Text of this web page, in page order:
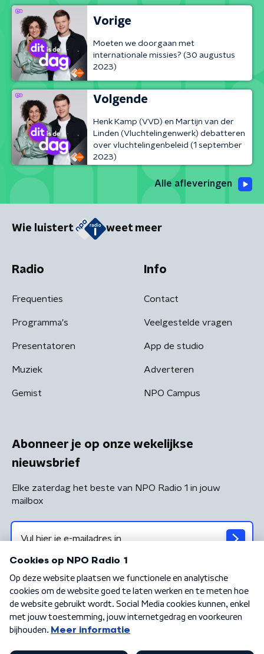
Vorige
Moeten we doorgaan met
internationale missies? (30 augustus
2023)
Volgende
Henk Kamp (VVD) en Martijn van der
Linden (Vluchtelingenwerk) debatteren
over vluchtelingenbeleid (1 september
2023)
Alle afleveringen
Wie luistert weet meer
Radio
Frequenties
Programma's
Presentatoren
Muziek
Gemist
Info
Contact
Veelgestelde vragen
App de studio
Adverteren
NPO Campus
Abonneer je op onze wekelijkse
nieuwsbrief
Elke zaterdag het beste van NPO Radio 1 in jouw
mailbox
Algemene voorwaarden